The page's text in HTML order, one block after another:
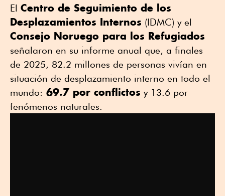
El Centro de Seguimiento de los
Desplazamientos Internos (IDMC) y el
Consejo Noruego para los Refugiados
señalaron en su informe anual que, a finales
de 2025, 82.2 millones de personas vivían en
situación de desplazamiento interno en todo el
mundo: 69.7 por conflictos y 13.6 por
fenómenos naturales.